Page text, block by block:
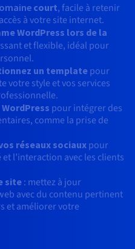
court, facile à retenir
à votre site internet.
WordPress lors de la
et flexible, idéal pour
un template pour
votre style et vos services
pour intégrer des
comme la prise de
réseaux sociauxpour
l’interaction avec les clients
site : mettez à jour
avec du contenu pertinent
et améliorer votre